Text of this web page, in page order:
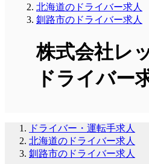
北海道のドライバー求人
釧路市のドライバー求人
株式会社レ
ドライバー
ドライバー・運転手求人
北海道のドライバー求人
釧路市のドライバー求人